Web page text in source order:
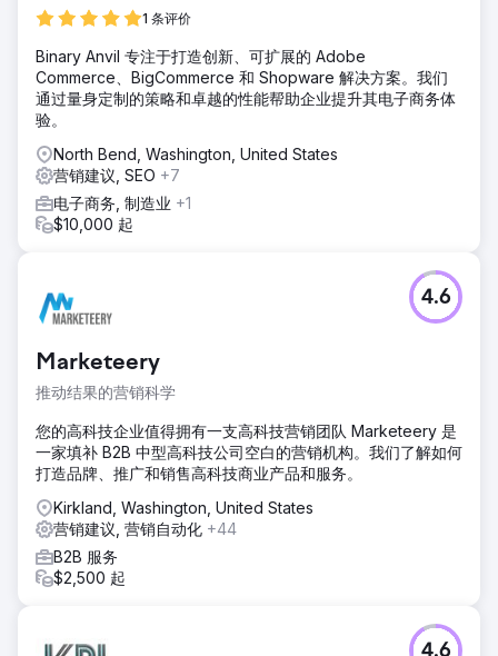
1 条评价
Binary Anvil 专注于打造创新、可扩展的 Adobe
Commerce、BigCommerce 和 Shopware 解决方案。我们
通过量身定制的策略和卓越的性能帮助企业提升其电子商务体
验。
North Bend, Washington, United States
营销建议, SEO +7
电子商务, 制造业 +1
$10,000 起
Marketeery
推动结果的营销科学
4.6
您的高科技企业值得拥有一支高科技营销团队 Marketeery 是
一家填补 B2B 中型高科技公司空白的营销机构。我们了解如何
打造品牌、推广和销售高科技商业产品和服务。
Kirkland, Washington, United States
营销建议, 营销自动化 +44
B2B 服务
$2,500 起
4.6